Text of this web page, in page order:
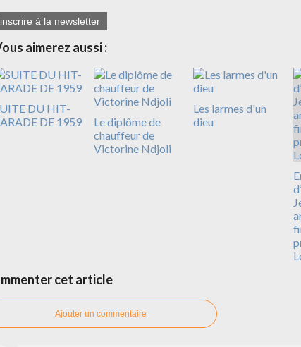
à la newsletter
aimerez aussi :
DU HIT-
DE 1959
Le diplôme de
chauffeur de
Victorine Ndjoli
Les larmes d'un
dieu
cet article
Ajouter un commentaire